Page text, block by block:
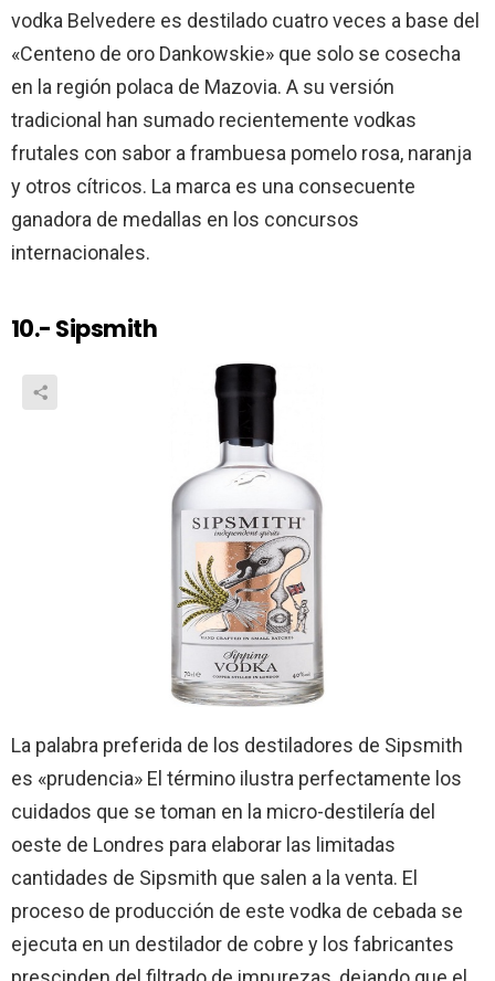
vodka Belvedere es destilado cuatro veces a base del
«Centeno de oro Dankowskie» que solo se cosecha
en la región polaca de Mazovia. A su versión
tradicional han sumado recientemente vodkas
frutales con sabor a frambuesa pomelo rosa, naranja
y otros cítricos. La marca es una consecuente
ganadora de medallas en los concursos
internacionales.
10.- Sipsmith
La palabra preferida de los destiladores de Sipsmith
es «prudencia» El término ilustra perfectamente los
cuidados que se toman en la micro-destilería del
oeste de Londres para elaborar las limitadas
cantidades de Sipsmith que salen a la venta. El
proceso de producción de este vodka de cebada se
ejecuta en un destilador de cobre y los fabricantes